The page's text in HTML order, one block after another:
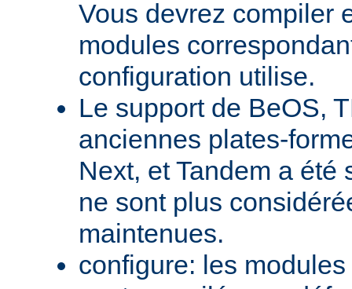
Vous devrez compiler
modules
configuration utilise.
Le support de BeOS,
anciennes plates-
Next, et Tandem a été
ne sont plus
maintenues.
configure: les